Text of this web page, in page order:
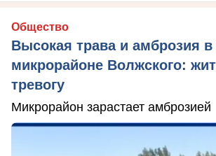
Общество
Высокая трава и амброзия в
микрорайоне Волжского:
тревогу
Микрорайон зарастает амброзией